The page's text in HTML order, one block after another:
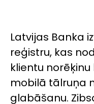
Latvijas Banka
reģistru, kas
klientu
mobilā tālruņa
glabāšanu.